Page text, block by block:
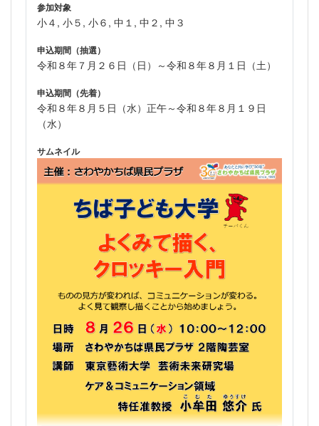
参加対象
小４, 小５, 小６, 中１, 中２, 中３
申込期間（抽選）
令和８年７月２６日（日）～令和８年８月１日（土）
申込期間（先着）
令和８年８月５日（水）正午～令和８年８月１９日
（水）
サムネイル